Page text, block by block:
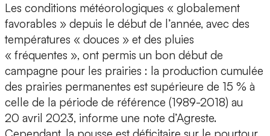
Les conditions météorologiques « globalement
favorables » depuis le début de l’année, avec des
températures « douces » et des pluies
« fréquentes », ont permis un bon début de
campagne pour les prairies : la production cumulée
des prairies permanentes est supérieure de 15 % à
celle de la période de référence (1989-2018) au
20 avril 2023, informe une note d’Agreste.